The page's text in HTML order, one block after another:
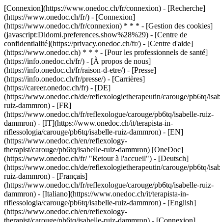
[Connexion](https://www.onedoc.ch/fr/connexion) - [Recherche]
(https://www.onedoc.ch/fr/) - [Connexion]
(https://www.onedoc.ch/fr/connexion) * * * - [Gestion des cookies]
(javascript:Didomi.preferences.show%28%29) - [Centre de
confidentialité](https://privacy.onedoc.ch/fr/) - [Centre d'aide]
(https://www.onedoc.ch) * * * - [Pour les professionnels de santé]
(https://info.onedoc.ch/fr/) - [À propos de nous]
(https://info.onedoc.ch/fr/raison-d-etre/) - [Presse]
(https://info.onedoc.ch/fr/presse/) - [Carrières]
(https://career.onedoc.ch/fr) - [DE]
(https://www.onedoc.ch/de/reflexologietherapeutin/carouge/pb6tq/
ruiz-dammron) - [FR]
(https://www.onedoc.ch/fr/reflexologue/carouge/pb6tq/isabelle-ruiz-
dammron) - [IT](https://www.onedoc.ch/it/terapista-in-
riflessologia/carouge/pb6tq/isabelle-ruiz-dammron) - [EN]
(https://www.onedoc.ch/en/reflexology-
therapist/carouge/pb6tq/isabelle-ruiz-dammron) [OneDoc]
(https://www.onedoc.ch/fr/ "Retour à l'accueil") - [Deutsch]
(https://www.onedoc.ch/de/reflexologietherapeutin/carouge/pb6tq/
ruiz-dammron) - [Français]
(https://www.onedoc.ch/fr/reflexologue/carouge/pb6tq/isabelle-ruiz-
dammron) - [Italiano](https://www.onedoc.ch/it/terapista-in-
riflessologia/carouge/pb6tq/isabelle-ruiz-dammron) - [English]
(https://www.onedoc.ch/en/reflexology-
therapist/carouge/pb6tq/isabelle-ruiz-dammron) - [Connexion]